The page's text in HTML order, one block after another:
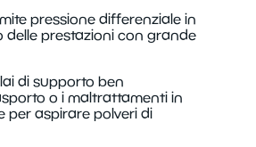
pressione differenziale in
prestazioni con grande
di supporto ben
o i maltrattamenti in
per aspirare polveri di